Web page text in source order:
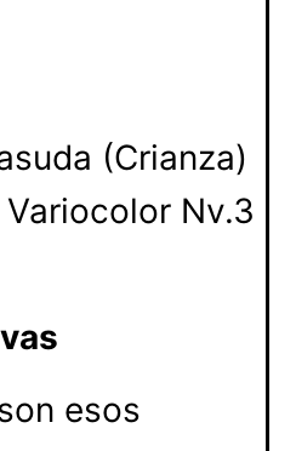
(Crianza)
Nv.3
esos